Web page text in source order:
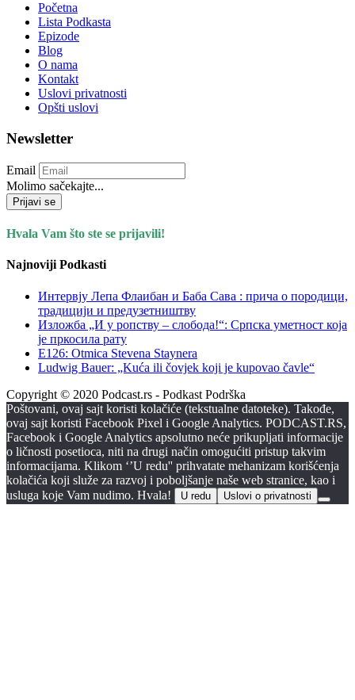
Početna
Lista Podkasta
Epizode
Blog
O nama
Kontakt
Uslovi privatnosti
Opšti uslovi
Newsletter
Email
Molimo sačekajte...
Prijavi se
Hvala Vam što ste se prijavili!
Najnoviji Podkasti
Интервју Лепа Флаибан и Баба Сава : прича о породици,
традицији и предузетништву
Изложба „И у ропству – слобода!“: Српска уметност која
је пркосила рату
E126: Otmica Stevena Staynera
Ludwig Bauer: „Kuća ili čovjek koji je kupovao čavle“
Copyright © 2020 Podcast.rs - Podkast Podrška
Poštovani, ovaj sajt koristi kolačiće (tekstualne datoteke). Takođe,
ovaj sajt koristi Facebook Pixel i Google Analytics. PODCAST.RS,
Facebook i Google Analytics apsolutno neće prikupljati informacije
o ličnosti posetioca, niti na drugi način omogućiti pristup takvim
informacijama. Klikom ‘’U redu'' prihvatate mehanizam korišćenja
kolačića koji služe za razvoj i poboljšanje naše web stranice, kao i
usluga koje Vam nudimo. Hvala!
U redu Uslovi o privatnosti